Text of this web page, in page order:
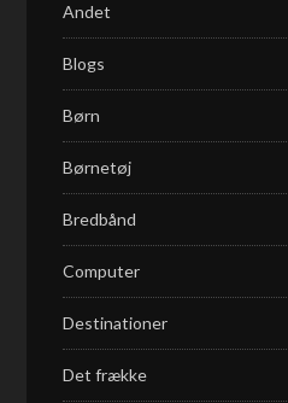
Andet
Blogs
Børn
Børnetøj
Bredbånd
Computer
Destinationer
Det frække